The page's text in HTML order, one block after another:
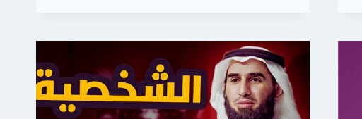
بقلم
ديفيد
هاوكينز